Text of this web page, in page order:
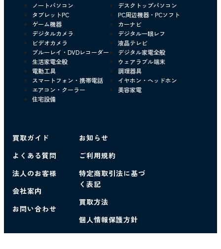
ノートパソコン
デスクトップパソコン
タブレットPC
PC周辺機器・PCソフト
ゲーム機器
カーナビ
デジタルカメラ
デジタル一眼レフ
ビデオカメラ
液晶テレビ
ブルーレイ・DVDレコーダー
デジタル家電全般
生活家電全般
ウェアラブル端末
電動工具
調理器具
スマートフォン・携帯電話
イヤホン・ヘッドホン
エアコン・クーラー
美容家電
住宅設備
買取ガイド
よくある質問
法人のお客様
会社案内
お問い合わせ
お知らせ
ご利用規約
特定商取引法に基づ
く表記
買取方法
個人情報保護方針